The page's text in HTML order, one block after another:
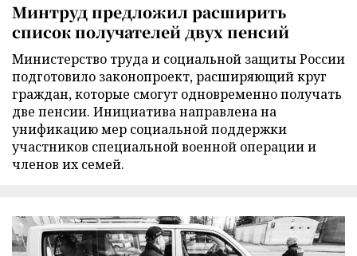
Минтруд предложил расширить
список получателей двух пенсий
Министерство труда и социальной защиты России
подготовило законопроект, расширяющий круг
граждан, которые смогут одновременно получать
две пенсии. Инициатива направлена на
унификацию мер социальной поддержки
участников специальной военной операции и
членов их семей.